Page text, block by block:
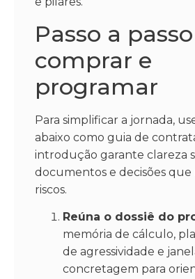
Passo a
comprar e
programar
Para simplificar a jornada,
abaixo como guia de
introdução garante clareza
documentos e decisões que
riscos.
Reúna o dossiê do
memória de cálculo,
de agressividade e
concretagem para